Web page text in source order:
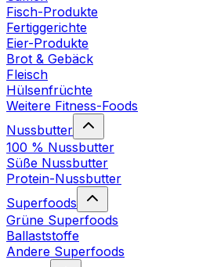
Fisch-Produkte
Fertiggerichte
Eier-Produkte
Brot & Gebäck
Fleisch
Hülsenfrüchte
Weitere Fitness-Foods
Nussbutter
100 % Nussbutter
Süße Nussbutter
Protein-Nussbutter
Superfoods
Grüne Superfoods
Ballaststoffe
Andere Superfoods